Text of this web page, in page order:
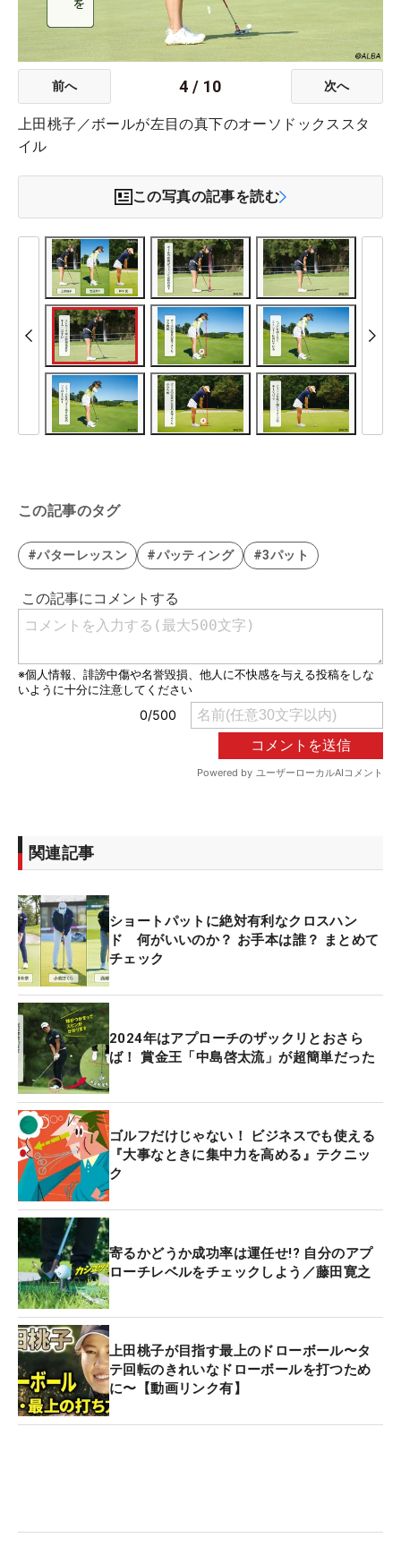
前へ 4 / 10 次へ
上田桃子／ボールが左目の真下のオーソドックススタ
イル
この写真の記事を読む
この記事のタグ
#パターレッスン #パッティング #3パット
関連記事
ショートパットに絶対有利なクロスハン
ド 何がいいのか？ お手本は誰？ まとめて
チェック
2024年はアプローチのザックリとおさら
ば！ 賞金王「中島啓太流」が超簡単だった
ゴルフだけじゃない！ ビジネスでも使える
『大事なときに集中力を高める』テクニッ
ク
寄るかどうか成功率は運任せ!? 自分のアプ
ローチレベルをチェックしよう／藤田寛之
上田桃子が目指す最上のドローボール〜タ
テ回転のきれいなドローボールを打つため
に〜【動画リンク有】